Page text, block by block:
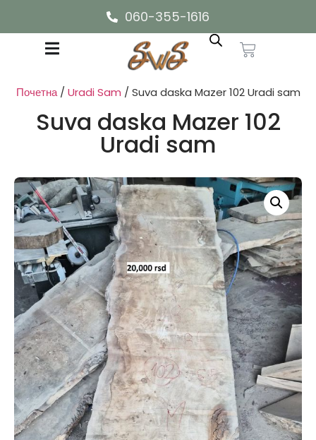
060-355-1616
Почетна/Uradi Sam / Suva daska Mazer 102 Uradi sam
Suva daska Mazer 102
Uradi sam